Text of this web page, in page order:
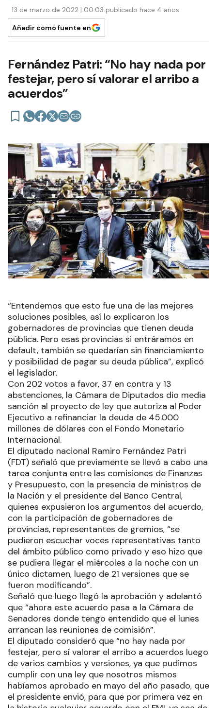
13 de marzo de 2022 | 00:03 publicado hace 4 años
Añadir como fuente en
Fernández Patri: “No hay nada por
festejar, pero sí valorar el arribo a
acuerdos”
“Entendemos que esto fue una de las mejores
soluciones posibles, así lo explicaron los
gobernadores de provincias que tienen deuda
pública. Pero esas provincias si entráramos en
default, también se quedarían sin financiamiento
y posibilidad de pagar su deuda pública”, explicó
el legislador.
Con 202 votos a favor, 37 en contra y 13
abstenciones, la Cámara de Diputados dio media
sanción al proyecto de ley que autoriza al Poder
Ejecutivo a refinanciar la deuda de 45.000
millones de dólares con el Fondo Monetario
Internacional.
El diputado nacional Ramiro Fernández Patri
(FDT) señaló que previamente se llevó a cabo una
tarea conjunta entre las comisiones de Finanzas
y Presupuesto, con la presencia de ministros de
la Nación y el presidente del Banco Central,
quienes expusieron los argumentos del acuerdo,
con la participación de gobernadores de
provincias, representantes de gremios, “se
pudieron escuchar voces representativas tanto
del ámbito público como privado y eso hizo que
se pudiera llegar el miércoles a la noche con un
único dictamen, luego de 21 versiones que se
fueron modificando”.
Señaló que luego llegó la aprobación y adelantó
que “ahora este acuerdo pasa a la Cámara de
Senadores donde tengo entendido que el lunes
arrancan las reuniones de comisión”.
El diputado consideró que “no hay nada por
festejar, pero sí valorar el arribo a acuerdos luego
de varios cambios y versiones, ya que pudimos
cumplir con una ley que nosotros mismos
habíamos aprobado en mayo del año pasado, que
el presidente envió, para que por primera vez en